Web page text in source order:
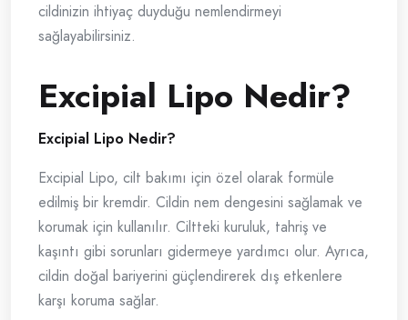
cildinizin ihtiyaç duyduğu nemlendirmeyi
sağlayabilirsiniz.
Excipial Lipo Nedir?
Excipial Lipo Nedir?
Excipial Lipo, cilt bakımı için özel olarak formüle
edilmiş bir kremdir. Cildin nem dengesini sağlamak ve
korumak için kullanılır. Ciltteki kuruluk, tahriş ve
kaşıntı gibi sorunları gidermeye yardımcı olur. Ayrıca,
cildin doğal bariyerini güçlendirerek dış etkenlere
karşı koruma sağlar.